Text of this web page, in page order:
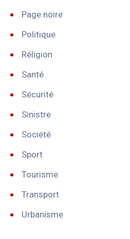
Page noire
Politique
Réligion
Santé
Sécurité
Sinistre
Société
Sport
Tourisme
Transport
Urbanisme